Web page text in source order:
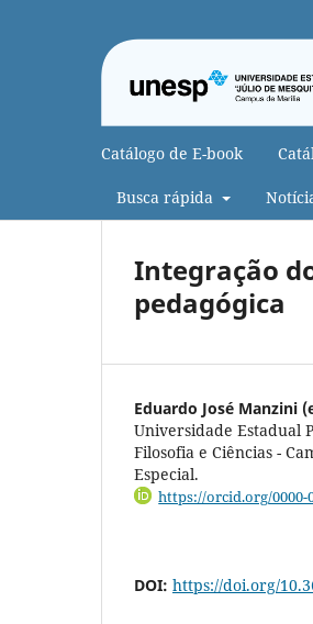
Catálogo de E-book
Busca rápida
Integração
pedagógica
Eduardo José Manzini
Universidade Estadual
Filosofia e Ciências -
Especial.
https://orcid.org/0000-
DOI: https://doi.org/